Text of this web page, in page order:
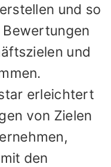
und so
und
erleichtert
von Zielen
den